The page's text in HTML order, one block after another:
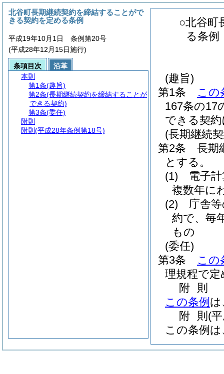
○北谷町
る条例
(趣旨)
第1条
この
167条の17
できる契
(長期継続
第2条
長期
とする。
(1)
電子
複数年に
(2)
庁舎
約で、毎
もの
(委任)
第3条
この
理規程で定
附 則
この条例 は
附 則 (
この条例
北谷町長期継続契約を締結することがで
きる契約を定める条例
平成19年10月1日 条例第20号
(平成28年12月15日施行)
条項目次
沿革
本則
第1条(趣旨)
第2条(長期継続契約を締結することが
できる契約)
第3条(委任)
附則
附則 (平成28年条例第18号)